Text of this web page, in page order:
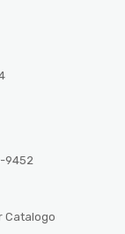
9452
Catalogo